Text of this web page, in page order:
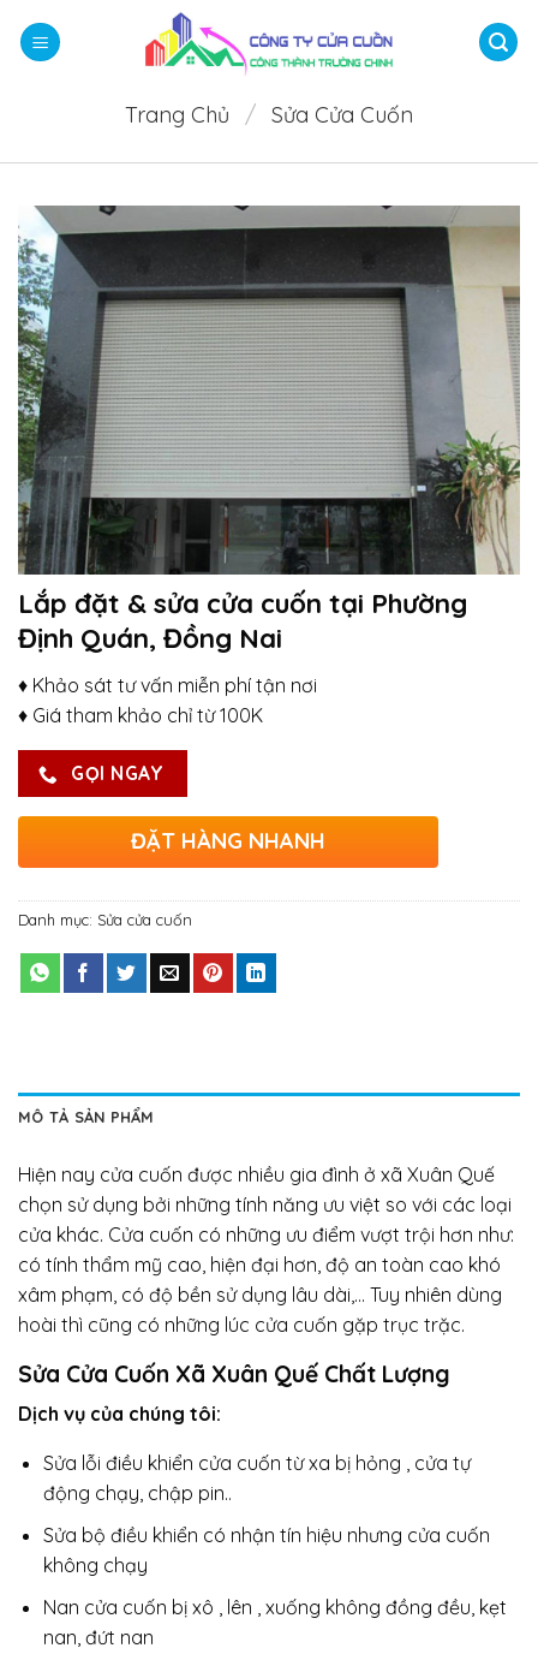
qua
Trang Chủ / Sửa Cửa Cuốn
Lắp đặt & sửa cửa cuốn tại Phường
Định Quán, Đồng Nai
♦ Khảo sát tư vấn miễn phí tận nơi
♦ Giá tham khảo chỉ từ 100K
GỌI NGAY
ĐẶT HÀNG NHANH
Danh mục: Sửa cửa cuốn
MÔ TẢ SẢN PHẨM
Hiện nay cửa cuốn được nhiều gia đình ở xã Xuân Quế
chọn sử dụng bởi những tính năng ưu việt so với các loại
cửa khác. Cửa cuốn có những ưu điểm vượt trội hơn như:
có tính thẩm mỹ cao, hiện đại hơn, độ an toàn cao khó
xâm phạm, có độ bền sử dụng lâu dài,… Tuy nhiên dùng
hoài thì cũng có những lúc cửa cuốn gặp trục trặc.
Sửa Cửa Cuốn Xã Xuân Quế Chất Lượng
Dịch vụ của chúng tôi:
Sửa lỗi điều khiển cửa cuốn từ xa bị hỏng , cửa tự
động chạy, chập pin..
Sửa bộ điều khiển có nhận tín hiệu nhưng cửa cuốn
không chạy
Nan cửa cuốn bị xô , lên , xuống không đồng đều, kẹt
nan, đứt nan